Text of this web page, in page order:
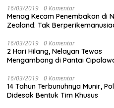
16/03/2019 0 Komentar
Menag Kecam Penembakan di
Zealand: Tak
16/03/2019 0 Komentar
2 Hari Hilang, Nelayan Tewas
Mengambang di Pantai
16/03/2019 0 Komentar
14 Tahun Terbunuhnya Munir,
Didesak Bentuk Tim Khusus